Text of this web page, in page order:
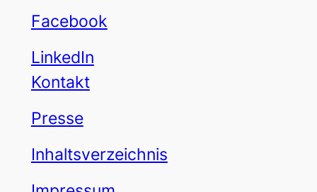
Facebook
LinkedIn
Kontakt
Presse
Inhaltsverzeichnis